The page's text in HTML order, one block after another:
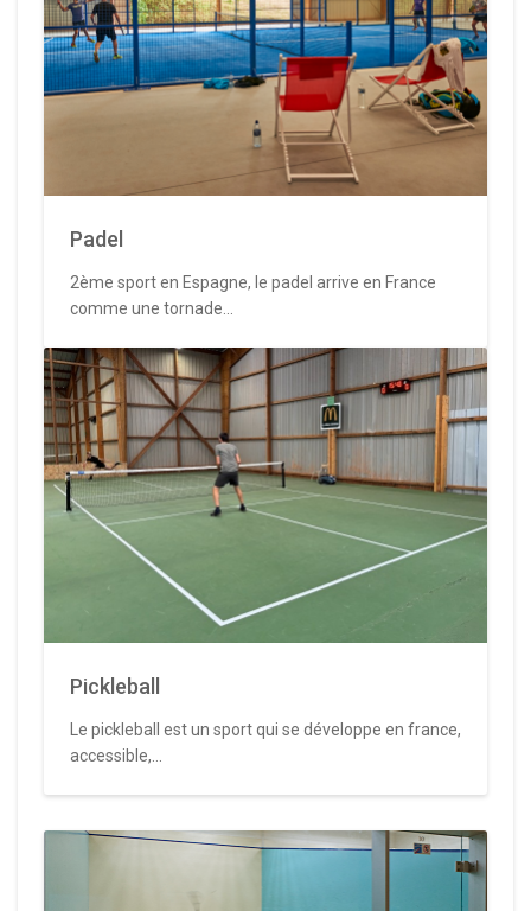
Padel
2ème sport en Espagne, le padel arrive en France
comme une tornade...
Pickleball
Le pickleball est un sport qui se développe en france,
accessible,...